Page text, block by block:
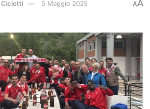
Ciciotti 5 Maggio 2025 AA